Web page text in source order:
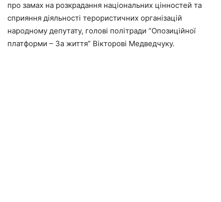
про замах на розкрадання національних цінностей та
сприяння діяльності терористичних організацій
народному депутату, голові політради “Опозиційної
платформи – За життя” Вікторові Медведчуку.